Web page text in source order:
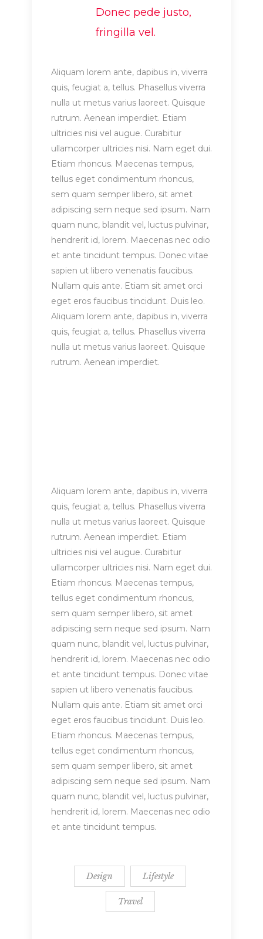
Donec pede justo,
fringilla vel.
Aliquam lorem ante, dapibus in, viverra
quis, feugiat a, tellus. Phasellus viverra
nulla ut metus varius laoreet. Quisque
rutrum. Aenean imperdiet. Etiam
ultricies nisi vel augue. Curabitur
ullamcorper ultricies nisi. Nam eget dui.
Etiam rhoncus. Maecenas tempus,
tellus eget condimentum rhoncus,
sem quam semper libero, sit amet
adipiscing sem neque sed ipsum. Nam
quam nunc, blandit vel, luctus pulvinar,
hendrerit id, lorem. Maecenas nec odio
et ante tincidunt tempus. Donec vitae
sapien ut libero venenatis faucibus.
Nullam quis ante. Etiam sit amet orci
eget eros faucibus tincidunt. Duis leo.
Aliquam lorem ante, dapibus in, viverra
quis, feugiat a, tellus. Phasellus viverra
nulla ut metus varius laoreet. Quisque
rutrum. Aenean imperdiet.
Aliquam lorem ante, dapibus in, viverra
quis, feugiat a, tellus. Phasellus viverra
nulla ut metus varius laoreet. Quisque
rutrum. Aenean imperdiet. Etiam
ultricies nisi vel augue. Curabitur
ullamcorper ultricies nisi. Nam eget dui.
Etiam rhoncus. Maecenas tempus,
tellus eget condimentum rhoncus,
sem quam semper libero, sit amet
adipiscing sem neque sed ipsum. Nam
quam nunc, blandit vel, luctus pulvinar,
hendrerit id, lorem. Maecenas nec odio
et ante tincidunt tempus. Donec vitae
sapien ut libero venenatis faucibus.
Nullam quis ante. Etiam sit amet orci
eget eros faucibus tincidunt. Duis leo.
Etiam rhoncus. Maecenas tempus,
tellus eget condimentum rhoncus,
sem quam semper libero, sit amet
adipiscing sem neque sed ipsum. Nam
quam nunc, blandit vel, luctus pulvinar,
hendrerit id, lorem. Maecenas nec odio
et ante tincidunt tempus.
Design Lifestyle
Travel